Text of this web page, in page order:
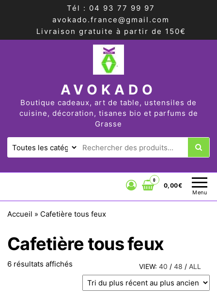
Tél : 04 93 77 99 97
avokado.france@gmail.com
Livraison gratuite à partir de 150€
AVOKADO
Boutique cadeaux, art de table, ustensiles de
cuisine, décoration, tisanes bio et parfums de
Grasse
Menu
0
0,00€
Accueil » Cafetière tous feux
Cafetière tous feux
VIEW: 40 / 48 / ALL
6 résultats affichés Trié du plus récent au plus ancien